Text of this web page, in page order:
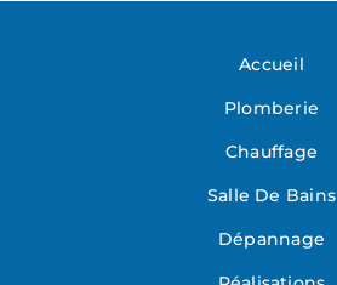
Accueil
Plomberie
Chauffage
Salle De Bains
Dépannage